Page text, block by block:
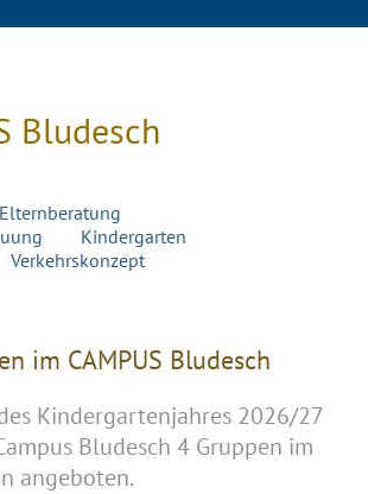
Bludesch
Elternberatung
Kindergarten
Verkehrskonzept
im CAMPUS Bludesch
Kindergartenjahres 2026/27
Bludesch 4 Gruppen im
angeboten.